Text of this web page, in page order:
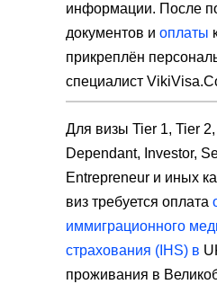
информации. После
документов и оплаты
прикреплён
специалист
Для визы Tier 1, Tier
Dependant, Investor,
Entrepreneur и иных
виз требуется оплата
иммиграционного
страхования (IHS) в
проживания в